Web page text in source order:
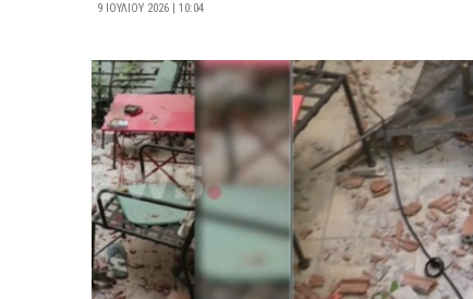
9 ΙΟΥΛΊΟΥ 2026 | 10:04